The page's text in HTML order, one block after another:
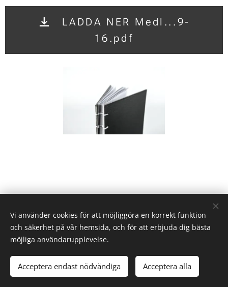
LADDA NER Medl...9-
16.pdf
© 2022 SVENSKA PALESTINAKOMMITTÉN | Alla rättigheter
reserverade
Skapad medWebnode Cookies
Vi använder cookies för att möjliggöra en korrekt funktion
och säkerhet på vår hemsida, och för att erbjuda dig bästa
möjliga användarupplevelse.
Acceptera endast nödvändiga Acceptera alla